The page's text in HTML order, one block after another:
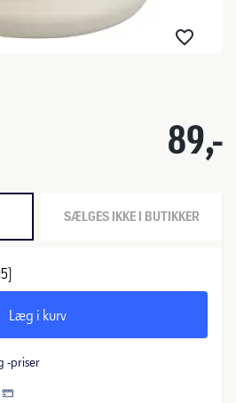
89,-
SÆLGES IKKE I BUTIKKER
Læg i kurv
-priser